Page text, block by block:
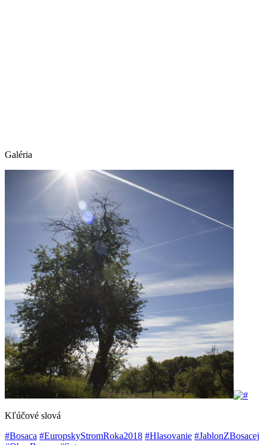
Galéria
Kľúčové slová
#Bosaca #EuropskyStromRoka2018 #Hlasovanie #JablonZBosacej